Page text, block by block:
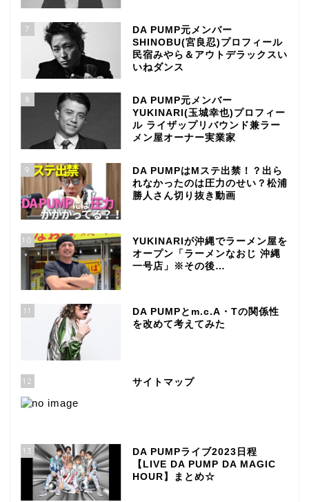
7
DA PUMP元メンバー
SHINOBU(宮良忍)プロフィール
民宿みやら＆アウトデラックスい
いねダンス
8
DA PUMP元メンバー
YUKINARI(玉城幸也)プロフィー
ル ライザップリバウンド兼ラー
メン屋オーナー実業家
9
DA PUMPはMステ出禁！？出ら
れなかったのは圧力のせい？松浦
勝人さん切り抜き動画
10
YUKINARIが沖縄でラーメン屋を
オープン「ラーメンなおじ 沖縄
一号店」※その後…
11
DA PUMPとm.c.A・Tの関係性
を改めて考えてみた
12 サイトマップ
13
DA PUMPライブ2023日程
【LIVE DA PUMP DA MAGIC
HOUR】まとめ☆